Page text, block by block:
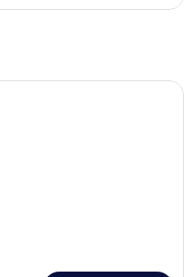
套房 | 高級寢具、羽絨被、特厚